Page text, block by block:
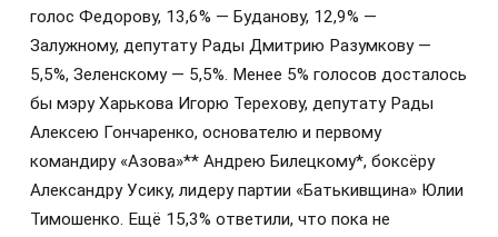
голос Федорову, 13,6% — Буданову, 12,9% —
Залужному, депутату Рады Дмитрию Разумкову —
5,5%, Зеленскому — 5,5%. Менее 5% голосов досталось
бы мэру Харькова Игорю Терехову, депутату Рады
Алексею Гончаренко, основателю и первому
командиру «Азова»** Андрею Билецкому*, боксёру
Александру Усику, лидеру партии «Батькивщина» Юлии
Тимошенко. Ещё 15,3% ответили, что пока не